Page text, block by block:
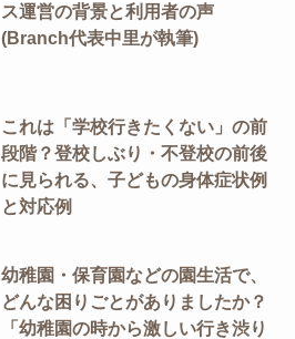
ス運営の背景と利用者の声
(Branch代表中里が執筆)
これは「学校行きたくない」の前
段階？登校しぶり・不登校の前後
に見られる、子どもの身体症状例
と対応例
幼稚園・保育園などの園生活で、
どんな困りごとがありましたか？
「幼稚園の時から激しい行き渋り